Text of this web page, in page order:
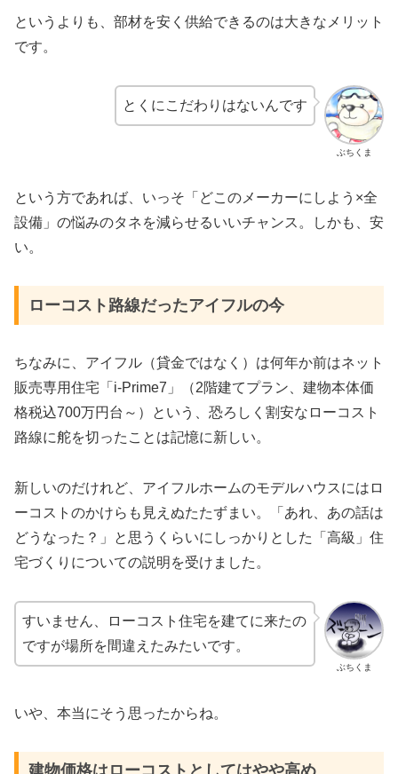
というよりも、部材を安く供給できるのは大きなメリット
です。
ぶちくま
とくにこだわりはないんです
という方であれば、いっそ「どこのメーカーにしよう×全
設備」の悩みのタネを減らせるいいチャンス。しかも、安
い。
ローコスト路線だったアイフルの今
ちなみに、アイフル（貸金ではなく）は何年か前はネット
販売専用住宅「i-Prime7」（2階建てプラン、建物本体価
格税込700万円台～）という、恐ろしく割安なローコスト
路線に舵を切ったことは記憶に新しい。
新しいのだけれど、アイフルホームのモデルハウスにはロ
ーコストのかけらも見えぬたたずまい。「あれ、あの話は
どうなった？」と思うくらいにしっかりとした「高級」住
宅づくりについての説明を受けました。
ぶちくま
すいません、ローコスト住宅を建てに来たの
ですが場所を間違えたみたいです。
いや、本当にそう思ったからね。